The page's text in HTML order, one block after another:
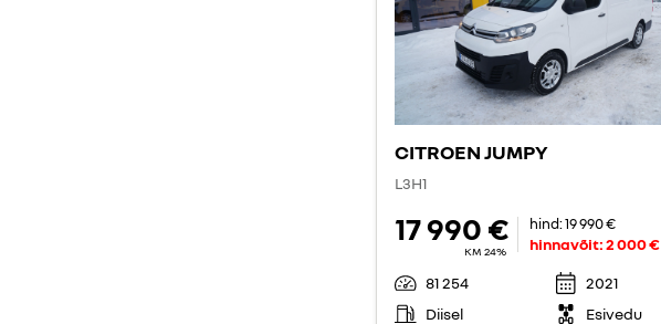
CITROEN JUMPY
L3H1
17 990 €
KM 24%
hind:19 990 €
hinnavõit:2 000 €
81 254
2021
Diisel
Esivedu